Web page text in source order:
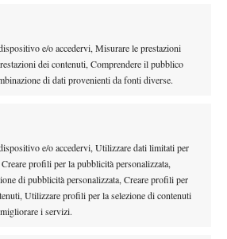
e/o accedervi, Misurare le prestazioni
dei contenuti, Comprendere il pubblico
di dati provenienti da fonti diverse.
e/o accedervi, Utilizzare dati limitati per
profili per la pubblicità personalizzata,
di pubblicità personalizzata, Creare profili per
Utilizzare profili per la selezione di contenuti
i servizi.
(quarto match sul centrale). Un altro
sarà quello tra l’americana Lepchenko,
e 102 Wta, e la croata Martic, numero
(campo 7 alle 10,30). Un programma
giovane Nastassja Burnett, wild card
numero 8 del seeding e “cliente”
centrale alle 10,30). La parmense è
di Wimbledon, conquistato attraverso le
la connazionale Garbin,